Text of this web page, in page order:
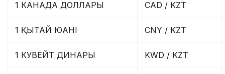
1 КАНАДА ДОЛЛАРЫ CAD / KZT
1 ҚЫТАЙ ЮАНІ CNY / KZT
1 КУВЕЙТ ДИНАРЫ KWD / KZT